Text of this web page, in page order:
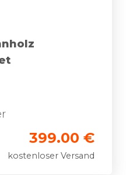
399.00 €
kostenloser Versand